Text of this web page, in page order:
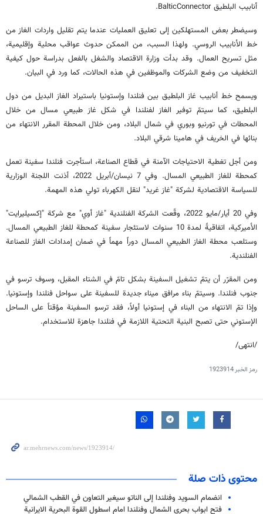
أنابيب البلطيق BalticConnector.
وسيضطر بعض المستهلكين إلى تعليق العمليات عندما يتم تقليل واردات الغاز من
خط الأنابيب الروسي. ولهذا السبب، من الممكن حدوث عواقب محلية وإقليمية،
مثل تسريح العمال. وقد بدأت وزارة الاقتصاد والشغل بالفعل بدراسة حول كيفية
التخفيف من وضع الشركات والموظفين في هذه الحالات، كما ورد في البيان.
ويسمح خط أنابيب غاز البلطيق بين فنلندا وإستونيا باستيراد الغاز البديل من دول
البلطيق، كما سيتمّ توفير الغاز لفنلندا في شكل غاز طبيعي مسال من خلال
المحطات في تورنيو وبوري في شمال البلاد، ومن خلال المحطة المقرر الانتهاء من
بنائها في الخريف في هامينا شرقي البلاد.
ومن أجل تغطية الاحتياجات الآمنة في قطاع الصناعة، استأجرت فنلندا سفينة تعمل
كمحطة للغاز الطبيعي المسال. وفي 7 نيسان/أبريل 2022، أذنت اللجنة الوزارية
للسياسة الاقتصادية لشركة "غاز غريد" لنقل الكهرباء تولي هذه المهمة.
وفي 20 أيار/مايو 2022، وقّعت الشركة الفنلندية "غاز أوي" مع شركة "إكسيليرايت"
الأميركية، اتفاقيةً لمدة 10 سنوات لاستئجار سفينة كمحطة للغاز الطبيعي المسال.
وستلعب محطة الغاز الطبيعي المسال دوراً مهماً في ضمان إمدادات الغاز للصناعة
الفنلندية.
ومن المقرّر أن يتمّ تشغيل السفينة بشكل تامّ في الشتاء المقبل، وسوف ترسو في
جنوب فنلندا. وسيتمّ بناء مرافق ميناء جديدة للسفينة على سواحل فنلندا وإستونيا.
وإذا تمّ الانتهاء من البناء في إستونيا أولاً، فقد ترسو السفينة مؤقتاً على الساحل
الإستوني حتى تصبح البنية التحتية اللازمة في فنلندا جاهزة للاستخدام.
/انتهى/
رمز الخبر1923914
محتوى ذات صلة
انضمام السويد وفنلندا إلى الناتو سيغير التعاون في القطب الشمالي
فتح ابواب بحري الشمال وفنلندا امام اسطول القوة البحرية الايرانية